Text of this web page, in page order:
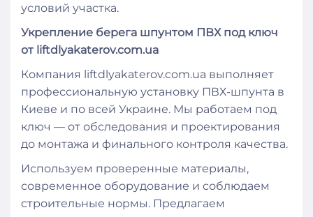
условий участка.
Укрепление берега шпунтом ПВХ под ключ
от liftdlyakaterov.com.ua
Компания liftdlyakaterov.com.ua выполняет
профессиональную установку ПВХ-шпунта в
Киеве и по всей Украине. Мы работаем под
ключ — от обследования и проектирования
до монтажа и финального контроля качества.
Используем проверенные материалы,
современное оборудование и соблюдаем
строительные нормы. Предлагаем